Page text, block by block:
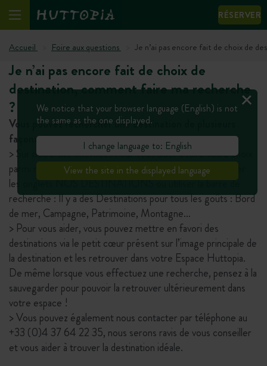
RÉSERVER
Accueil Foire aux questions Je n’ai pas encore fait de choix de
Je n’ai pas encore fait de choix de
destination, comment faire ma recherche
?
Vous pouvez rechercher une destination de plusieurs
façons :
> Sur notre site internet : Pour vous aider à faire votre choix
parmi nos nombreuses destinations, vous pouvez consulter
les onglets NOS DESTINATIONS ou utiliser la barre de
recherche : Il y a des Destinations pour tous les goûts : Bord
de mer, Campagne, Patrimoine, Montagne…
> Pour vous aider, vous pouvez mettre en favori des
destinations via le petit cœur présent sur l’image principale de
la destination et les retrouver dans votre Espace Huttopia.
De même lorsque vous effectuez une recherche, pensez à la
sauvegarder pour pouvoir la retrouver ultérieurement dans
votre espace !
> Vous pouvez également nous contacter par téléphone au
+33 (0)4 37 64 22 35, nous serons ravis de vous conseiller
et vous aider à trouver la destination idéale.
We notice that your browser language (English) is not
the same as the one displayed.
I change language to: English
View the site in the displayed language